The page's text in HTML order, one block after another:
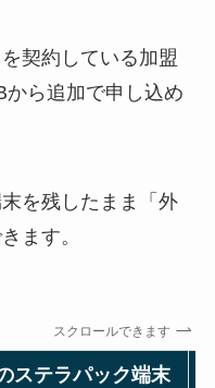
契約している加盟
から追加で申し込め
を残したまま「外
ます。
スクロールできます
ステラパック端末